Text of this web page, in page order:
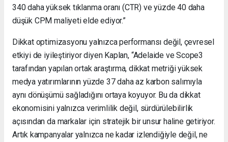
340 daha yüksek tıklanma oranı (CTR) ve yüzde 40 daha
düşük CPM maliyeti elde ediyor.”
Dikkat optimizasyonu yalnızca performansı değil, çevresel
etkiyi de iyileştiriyor diyen Kaplan, “Adelaide ve Scope3
tarafından yapılan ortak araştırma, dikkat metriği yüksek
medya yatırımlarının yüzde 37 daha az karbon salımıyla
aynı dönüşümü sağladığını ortaya koyuyor. Bu da dikkat
ekonomisini yalnızca verimlilik değil, sürdürülebilirlik
açısından da markalar için stratejik bir unsur haline getiriyor.
Artık kampanyalar yalnızca ne kadar izlendiğiyle değil, ne